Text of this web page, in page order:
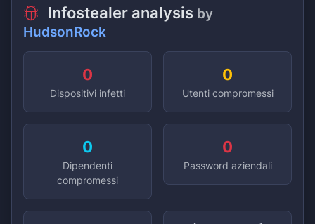
Infostealer analysis by
HudsonRock
0
Dispositivi infetti
0
Utenti compromessi
0
Dipendenti
compromessi
0
Password aziendali